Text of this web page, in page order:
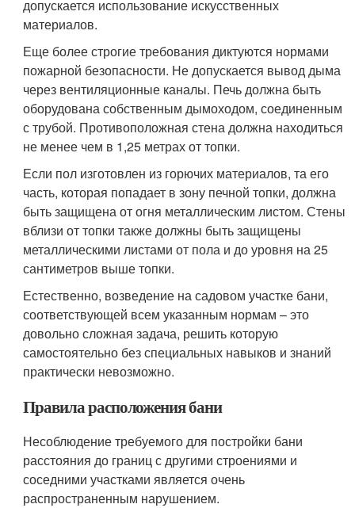
допускается использование искусственных
материалов.
Еще более строгие требования диктуются нормами
пожарной безопасности. Не допускается вывод дыма
через вентиляционные каналы. Печь должна быть
оборудована собственным дымоходом, соединенным
с трубой. Противоположная стена должна находиться
не менее чем в 1,25 метрах от топки.
Если пол изготовлен из горючих материалов, та его
часть, которая попадает в зону печной топки, должна
быть защищена от огня металлическим листом. Стены
вблизи от топки также должны быть защищены
металлическими листами от пола и до уровня на 25
сантиметров выше топки.
Естественно, возведение на садовом участке бани,
соответствующей всем указанным нормам – это
довольно сложная задача, решить которую
самостоятельно без специальных навыков и знаний
практически невозможно.
Правила расположения бани
Несоблюдение требуемого для постройки бани
расстояния до границ с другими строениями и
соседними участками является очень
распространенным нарушением.